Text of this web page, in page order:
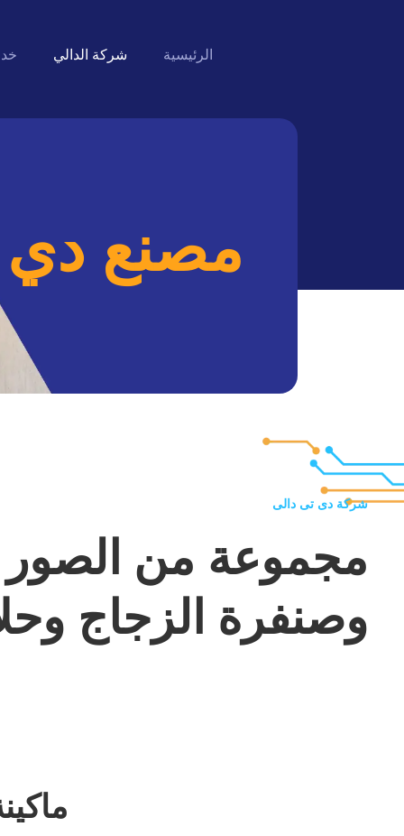
الرئيسية شركة الدالي
مصنع دي
شركة دى تى دالى
مجموعة من
وصنفرة الزجاج